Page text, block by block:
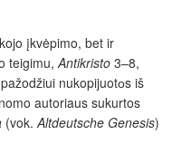
įkvėpimo, bet ir
teigimu, Antikristo 3–8,
nukopijuotоs iš
autoriaus sukurtos
(vok. Altdeutsche Genesis)